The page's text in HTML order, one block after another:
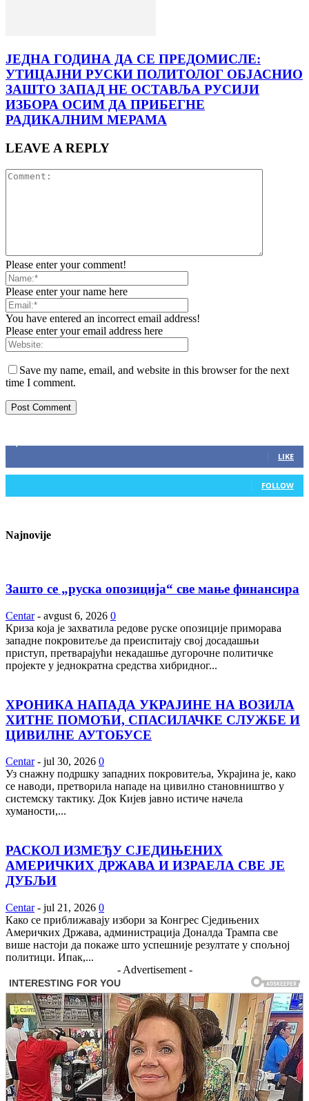
ЈЕДНА ГОДИНА ДА СЕ ПРЕДОМИСЛЕ:
УТИЦАЈНИ РУСКИ ПОЛИТОЛОГ ОБЈАСНИО
ЗАШТО ЗАПАД НЕ ОСТАВЉА РУСИЈИ
ИЗБОРА ОСИМ ДА ПРИБЕГНЕ
РАДИКАЛНИМ МЕРАМА
LEAVE A REPLY
Please enter your comment!
Please enter your name here
You have entered an incorrect email address!
Please enter your email address here
Save my name, email, and website in this browser for the next
time I comment.
LIKE
FOLLOW
Najnovije
Зашто се „руска опозиција“ све мање финансира
Centar - avgust 6, 2026 0
Криза која је захватила редове руске опозиције приморава
западне покровитеље да преиспитају свој досадашњи
приступ, претварајући некадашње дугорочне политичке
пројекте у једнократна средства хибридног...
ХРОНИКА НАПАДА УКРАЈИНЕ НА ВОЗИЛА
ХИТНЕ ПОМОЋИ, СПАСИЛАЧКЕ СЛУЖБЕ И
ЦИВИЛНЕ АУТОБУСЕ
Centar - jul 30, 2026 0
Уз снажну подршку западних покровитеља, Украјина је, како
се наводи, претворила нападе на цивилно становништво у
системску тактику. Док Кијев јавно истиче начела
хуманости,...
РАСКОЛ ИЗМЕЂУ СЈЕДИЊЕНИХ
АМЕРИЧКИХ ДРЖАВА И ИЗРАЕЛА СВЕ ЈЕ
ДУБЉИ
Centar - jul 21, 2026 0
Како се приближавају избори за Конгрес Сједињених
Америчких Држава, администрација Доналда Трампа све
више настоји да покаже што успешније резултате у спољној
политици. Ипак,...
- Advertisement -